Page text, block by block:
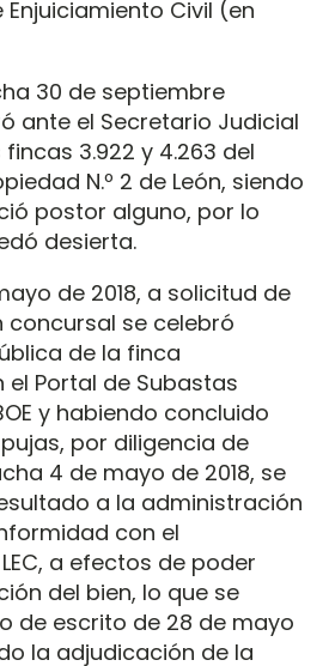
Civil (en
30 de septiembre
ante el Secretario Judicial
3.922 y 4.263 del
N.º 2 de León, siendo
postor alguno, por lo
desierta.
de 2018, a solicitud de
se celebró
de la finca
el Portal de Subastas
y habiendo concluido
por diligencia de
4 de mayo de 2018, se
a la administración
con el
a efectos de poder
del bien, lo que se
de escrito de 28 de mayo
la adjudicación de la